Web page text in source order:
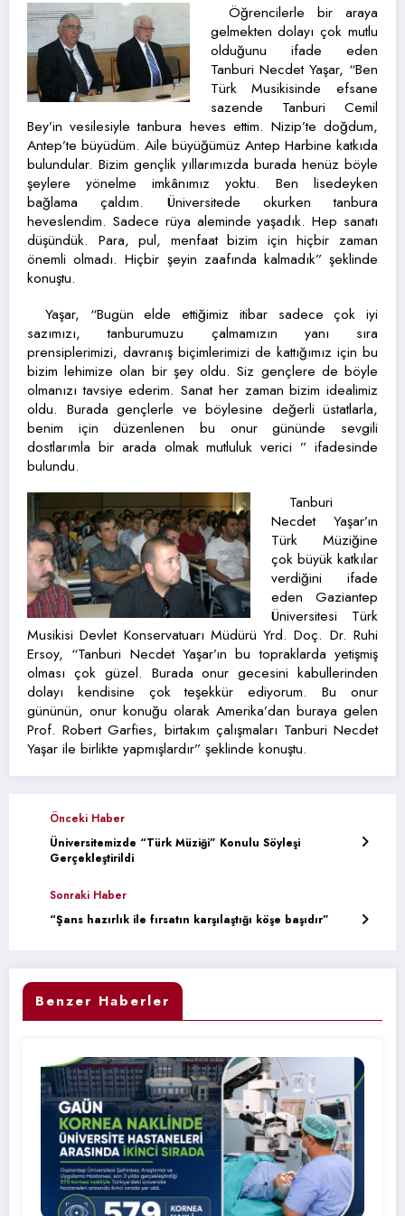
Öğrencilerle bir araya
gelmekten dolayı çok mutlu
olduğunu ifade eden
Tanburi Necdet Yaşar, “Ben
Türk Musikisinde efsane
sazende Tanburi Cemil
Bey’in vesilesiyle tanbura heves ettim. Nizip’te doğdum,
Antep’te büyüdüm. Aile büyüğümüz Antep Harbine katkıda
bulundular. Bizim gençlik yıllarımızda burada henüz böyle
şeylere yönelme imkânımız yoktu. Ben lisedeyken
bağlama çaldım. Üniversitede okurken tanbura
heveslendim. Sadece rüya aleminde yaşadık. Hep sanatı
düşündük. Para, pul, menfaat bizim için hiçbir zaman
önemli olmadı. Hiçbir şeyin zaafında kalmadık” şeklinde
konuştu.
Yaşar, “Bugün elde ettiğimiz itibar sadece çok iyi
sazımızı, tanburumuzu çalmamızın yanı sıra
prensiplerimizi, davranış biçimlerimizi de kattığımız için bu
bizim lehimize olan bir şey oldu. Siz gençlere de böyle
olmanızı tavsiye ederim. Sanat her zaman bizim idealimiz
oldu. Burada gençlerle ve böylesine değerli üstatlarla,
benim için düzenlenen bu onur gününde sevgili
dostlarımla bir arada olmak mutluluk verici ” ifadesinde
bulundu.
Tanburi
Necdet Yaşar’ın
Türk Müziğine
çok büyük katkılar
verdiğini ifade
eden Gaziantep
Üniversitesi Türk
Musikisi Devlet Konservatuarı Müdürü Yrd. Doç. Dr. Ruhi
Ersoy, “Tanburi Necdet Yaşar’ın bu topraklarda yetişmiş
olması çok güzel. Burada onur gecesini kabullerinden
dolayı kendisine çok teşekkür ediyorum. Bu onur
gününün, onur konuğu olarak Amerika’dan buraya gelen
Prof. Robert Garfies, birtakım çalışmaları Tanburi Necdet
Yaşar ile birlikte yapmışlardır” şeklinde konuştu.
Önceki Haber
Üniversitemizde “Türk Müziği” Konulu Söyleşi
Gerçekleştirildi
Sonraki Haber
“Şans hazırlık ile fırsatın karşılaştığı köşe başıdır”
Benzer Haberler